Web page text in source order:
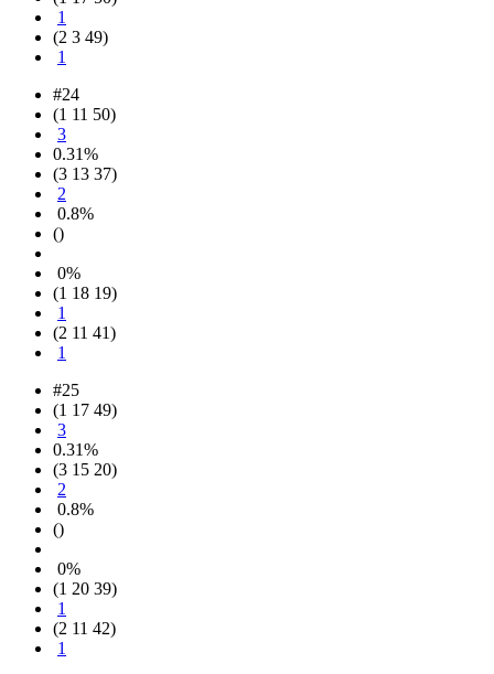
1
(2 3 49)
1
#24
(1 11 50)
3
0.31%
(3 13 37)
2
0.8%
()
0%
(1 18 19)
1
(2 11 41)
1
#25
(1 17 49)
3
0.31%
(3 15 20)
2
0.8%
()
0%
(1 20 39)
1
(2 11 42)
1